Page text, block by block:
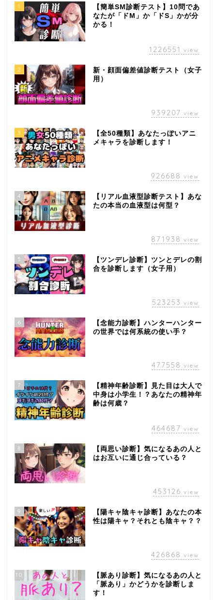
1
【簡単SM診断テスト】10問であ
なたが「ドM」か「ドS」かが分
かる！
1226551 view
2
新・顔面偏差値診断テスト（女子
用）
939207 view
3
【全50種類】あなたっぽいアニ
メキャラを診断します！
926688 view
4
【リアル血液型診断テスト】あな
たの本当の血液型は何型？
871938 view
5
【ツンデレ診断】ツンとデレの割
合を診断します（女子用）
523253 view
6
【念能力診断】ハンターハンター
の世界では何系統の使い手？
477558 view
7
【精神年齢診断】見た目は大人で
中身は小学生！？あなたの精神年
齢は何歳？
464687 view
8
【両思い診断】気になるあの人と
はお互いに通じ合っている？
453126 view
9
【陽キャ陰キャ診断】あなたの本
性は陽キャ？それとも陰キャ？？
426868 view
10
【脈あり診断】気になるあの人と
「脈あり」かどうかを診断しま
す！